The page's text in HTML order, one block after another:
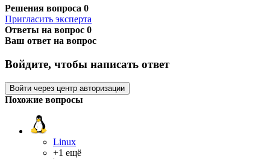
Решения вопроса 0
Пригласить эксперта
Ответы на вопрос 0
Ваш ответ на вопрос
Войдите, чтобы написать ответ
Войти через центр авторизации
Похожие вопросы
Linux
+1 ещё